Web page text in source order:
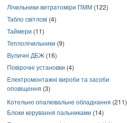
Лічильники витратоміри ПММ (122)
Табло світлові (4)
Таймери (11)
Теплолічильники (9)
Вуличні ДБЖ (16)
Повірочні установки (4)
Електромонтажні вироби та засоби
оповіщення (3)
Котельно опалювальне обладнання (211)
Блоки керування пальниками (14)